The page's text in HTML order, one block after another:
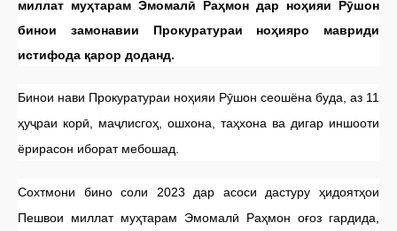
миллат муҳтарам Эмомалӣ Раҳмон дар ноҳияи Рӯшон
бинои замонавии Прокуратураи ноҳияро мавриди
истифода қарор доданд.
Бинои нави Прокуратураи ноҳияи Рӯшон сеошёна буда, аз 11
ҳуҷраи корӣ, маҷлисгоҳ, ошхона, таҳхона ва дигар иншооти
ёрирасон иборат мебошад.
Сохтмони бино соли 2023 дар асоси дастуру ҳидоятҳои
Пешвои миллат муҳтарам Эмомалӣ Раҳмон оғоз гардида,